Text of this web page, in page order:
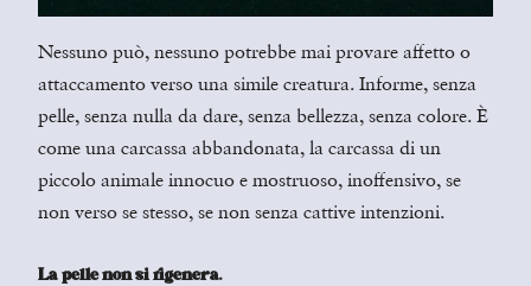
Nessuno può, nessuno potrebbe mai provare affetto o
attaccamento verso una simile creatura. Informe, senza
pelle, senza nulla da dare, senza bellezza, senza colore. È
come una carcassa abbandonata, la carcassa di un
piccolo animale innocuo e mostruoso, inoffensivo, se
non verso se stesso, se non senza cattive intenzioni.
La pelle non si rigenera.